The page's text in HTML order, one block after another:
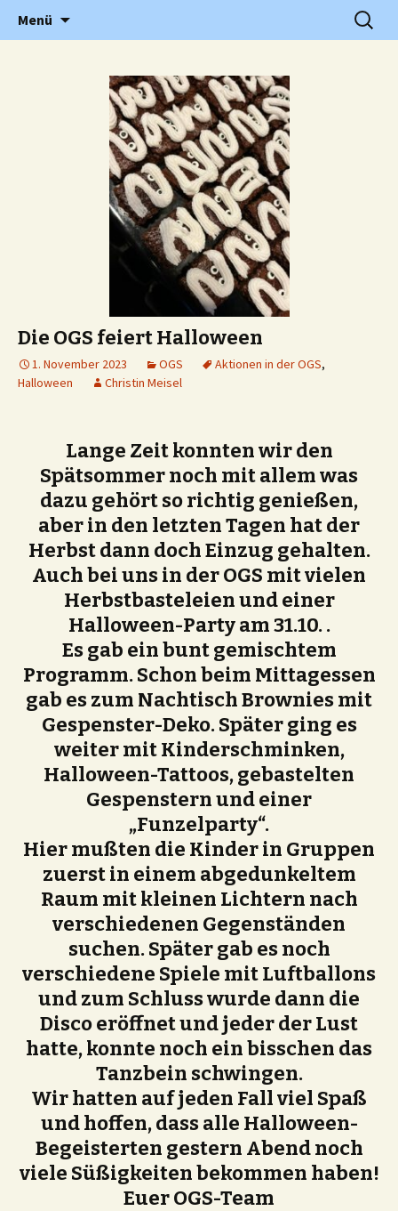
PGS
Grundschule in Holzwickede Hengsen
Menü
Suchen
nach:
Die OGS feiert Halloween
1. November 2023 OGS Aktionen in der OGS,
Halloween
Christin Meisel
Lange Zeit konnten wir den
Spätsommer noch mit allem was
dazu gehört so richtig genießen,
aber in den letzten Tagen hat der
Herbst dann doch Einzug gehalten.
Auch bei uns in der OGS mit vielen
Herbstbasteleien und einer
Halloween-Party am 31.10. .
Es gab ein bunt gemischtem
Programm. Schon beim Mittagessen
gab es zum Nachtisch Brownies mit
Gespenster-Deko. Später ging es
weiter mit Kinderschminken,
Halloween-Tattoos, gebastelten
Gespenstern und einer
„Funzelparty“.
Hier mußten die Kinder in Gruppen
zuerst in einem abgedunkeltem
Raum mit kleinen Lichtern nach
verschiedenen Gegenständen
suchen. Später gab es noch
verschiedene Spiele mit Luftballons
und zum Schluss wurde dann die
Disco eröffnet und jeder der Lust
hatte, konnte noch ein bisschen das
Tanzbein schwingen.
Wir hatten auf jeden Fall viel Spaß
und hoffen, dass alle Halloween-
Begeisterten gestern Abend noch
viele Süßigkeiten bekommen haben!
Euer OGS-Team